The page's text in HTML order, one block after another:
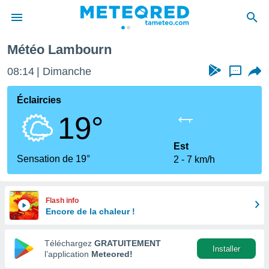
de
en
Météo Lambourn
08:14 Dimanche ...
Éclaircies
19°
Sensation de 19°
Est
2
7 km/h
Flash info
Encore de la chaleur !
Téléchargez GRATUITEMENT
l’application Meteored!
Installer